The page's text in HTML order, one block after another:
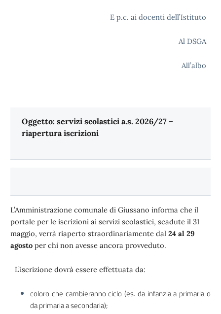
E p.c. ai docenti dell’Istituto
Al DSGA
All’albo
Oggetto: servizi scolastici a.s. 2026/27 –
riapertura iscrizioni
L’Amministrazione comunale di Giussano informa che il
portale per le iscrizioni ai servizi scolastici, scadute il 31
maggio, verrà riaperto straordinariamente dal 24 al 29
agosto per chi non avesse ancora provveduto.
L’iscrizione dovrà essere effettuata da:
coloro che cambieranno ciclo (es. da infanzia a primaria o
da primaria a secondaria);